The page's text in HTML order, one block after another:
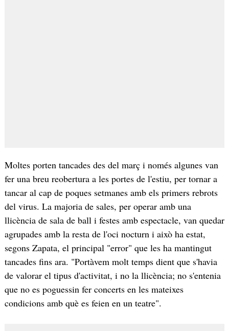
Moltes porten tancades des del març i només algunes van
fer una breu reobertura a les portes de l'estiu, per tornar a
tancar al cap de poques setmanes amb els primers rebrots
del virus. La majoria de sales, per operar amb una
llicència de sala de ball i festes amb espectacle, van quedar
agrupades amb la resta de l'oci nocturn i això ha estat,
segons Zapata, el principal "error" que les ha mantingut
tancades fins ara. "Portàvem molt temps dient que s'havia
de valorar el tipus d'activitat, i no la llicència; no s'entenia
que no es poguessin fer concerts en les mateixes
condicions amb què es feien en un teatre".